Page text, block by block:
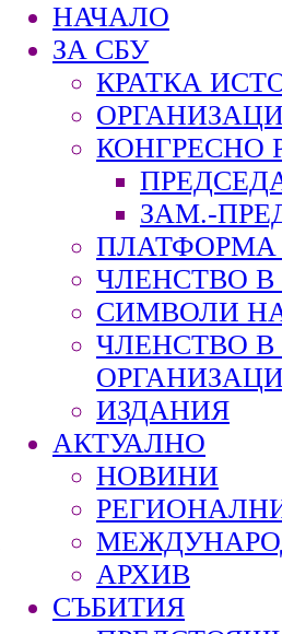
НАЧАЛО
ЗА СБУ
КРАТКА
КОНГРЕСНО
ЗАМ.-
ПЛАТФОРМА
ЧЛЕНСТВО В
СИМВОЛИ
ЧЛЕНСТВО
ИЗДАНИЯ
АКТУАЛНО
НОВИНИ
АРХИВ
СЪБИТИЯ